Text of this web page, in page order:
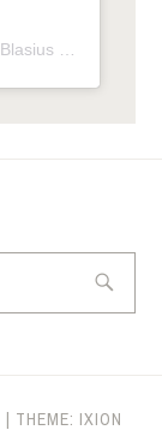
| THEME: IXION